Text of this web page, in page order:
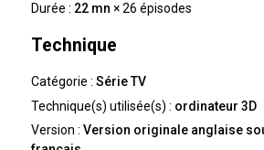
Durée : 22 mn × 26 épisodes
Technique
Catégorie :Série TV
Technique(s) utilisée(s) : ordinateur 3D
Version :Version originale anglaise